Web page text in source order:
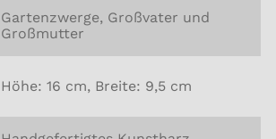
Gartenzwerge, Großvater und
Großmutter
Höhe: 16 cm, Breite: 9,5 cm